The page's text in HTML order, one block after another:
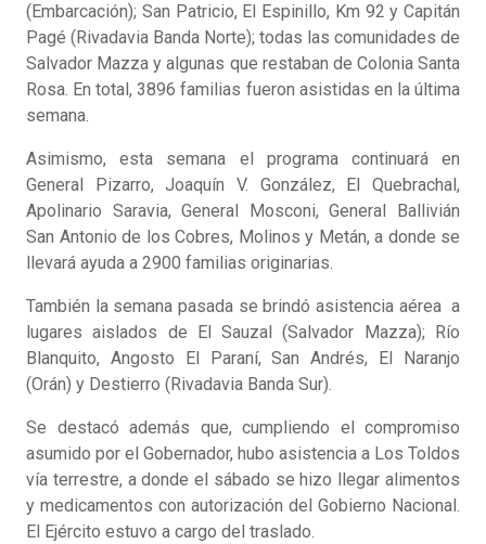
(Embarcación); San Patricio, El Espinillo, Km 92 y Capitán
Pagé (Rivadavia Banda Norte); todas las comunidades de
Salvador Mazza y algunas que restaban de Colonia Santa
Rosa. En total, 3896 familias fueron asistidas en la última
semana.
Asimismo, esta semana el programa continuará en
General Pizarro, Joaquín V. González, El Quebrachal,
Apolinario Saravia, General Mosconi, General Ballivián
San Antonio de los Cobres, Molinos y Metán, a donde se
llevará ayuda a 2900 familias originarias.
También la semana pasada se brindó asistencia aérea a
lugares aislados de El Sauzal (Salvador Mazza); Río
Blanquito, Angosto El Paraní, San Andrés, El Naranjo
(Orán) y Destierro (Rivadavia Banda Sur).
Se destacó además que, cumpliendo el compromiso
asumido por el Gobernador, hubo asistencia a Los Toldos
vía terrestre, a donde el sábado se hizo llegar alimentos
y medicamentos con autorización del Gobierno Nacional.
El Ejército estuvo a cargo del traslado.